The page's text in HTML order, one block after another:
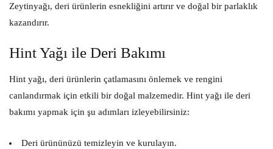
Zeytinyağı, deri ürünlerin esnekliğini artırır ve doğal bir parlaklık
kazandırır.
Hint Yağı ile Deri Bakımı
Hint yağı, deri ürünlerin çatlamasını önlemek ve rengini
canlandırmak için etkili bir doğal malzemedir. Hint yağı ile deri
bakımı yapmak için şu adımları izleyebilirsiniz:
Deri ürününüzü temizleyin ve kurulayın.